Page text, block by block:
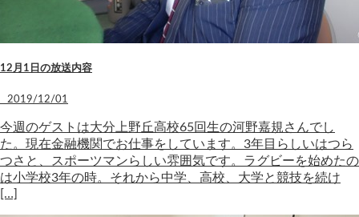
12月1日の放送内容
2019/12/01
今週のゲストは大分上野丘高校65回生の河野嘉規さんでし
た。現在金融機関でお仕事をしています。3年目らしいはつら
つさと、スポーツマンらしい雰囲気です。ラグビーを始めたの
は小学校3年の時。それから中学、高校、大学と競技を続け
[…]